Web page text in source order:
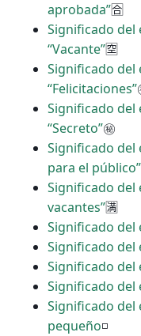
aprobada”🈴
Significado del
“Vacante”🈳
Significado del
“Felicitaciones”
Significado del
“Secreto”㊙
Significado del
para el público”
Significado del
vacantes”🈵
Significado del
Significado del
Significado del
Significado del
Significado del
pequeño◽